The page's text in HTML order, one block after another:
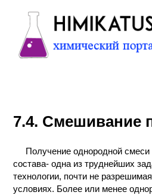
ХИМИЧЕСКАЯ
ВРЕДНЫЕ
ФАКТОРЫ
7.4. Смешивание
Получение однородной смеси
состава- одна из труднейших
технологии, почти не
условиях. Более или менее